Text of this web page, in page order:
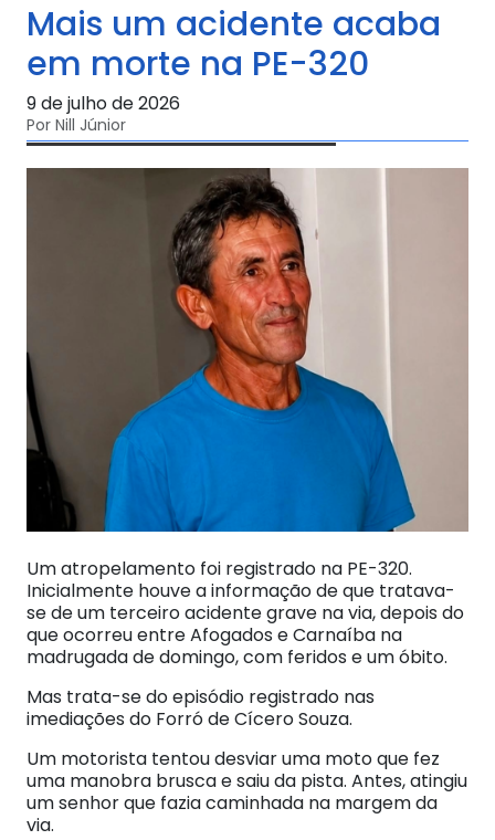
Mais um acidente acaba
em morte na PE-320
9 de julho de 2026
Por Nill Júnior
Um atropelamento foi registrado na PE-320.
Inicialmente houve a informação de que tratava-
se de um terceiro acidente grave na via, depois do
que ocorreu entre Afogados e Carnaíba na
madrugada de domingo, com feridos e um óbito.
Mas trata-se do episódio registrado nas
imediações do Forró de Cícero Souza.
Um motorista tentou desviar uma moto que fez
uma manobra brusca e saiu da pista. Antes, atingiu
um senhor que fazia caminhada na margem da
via.